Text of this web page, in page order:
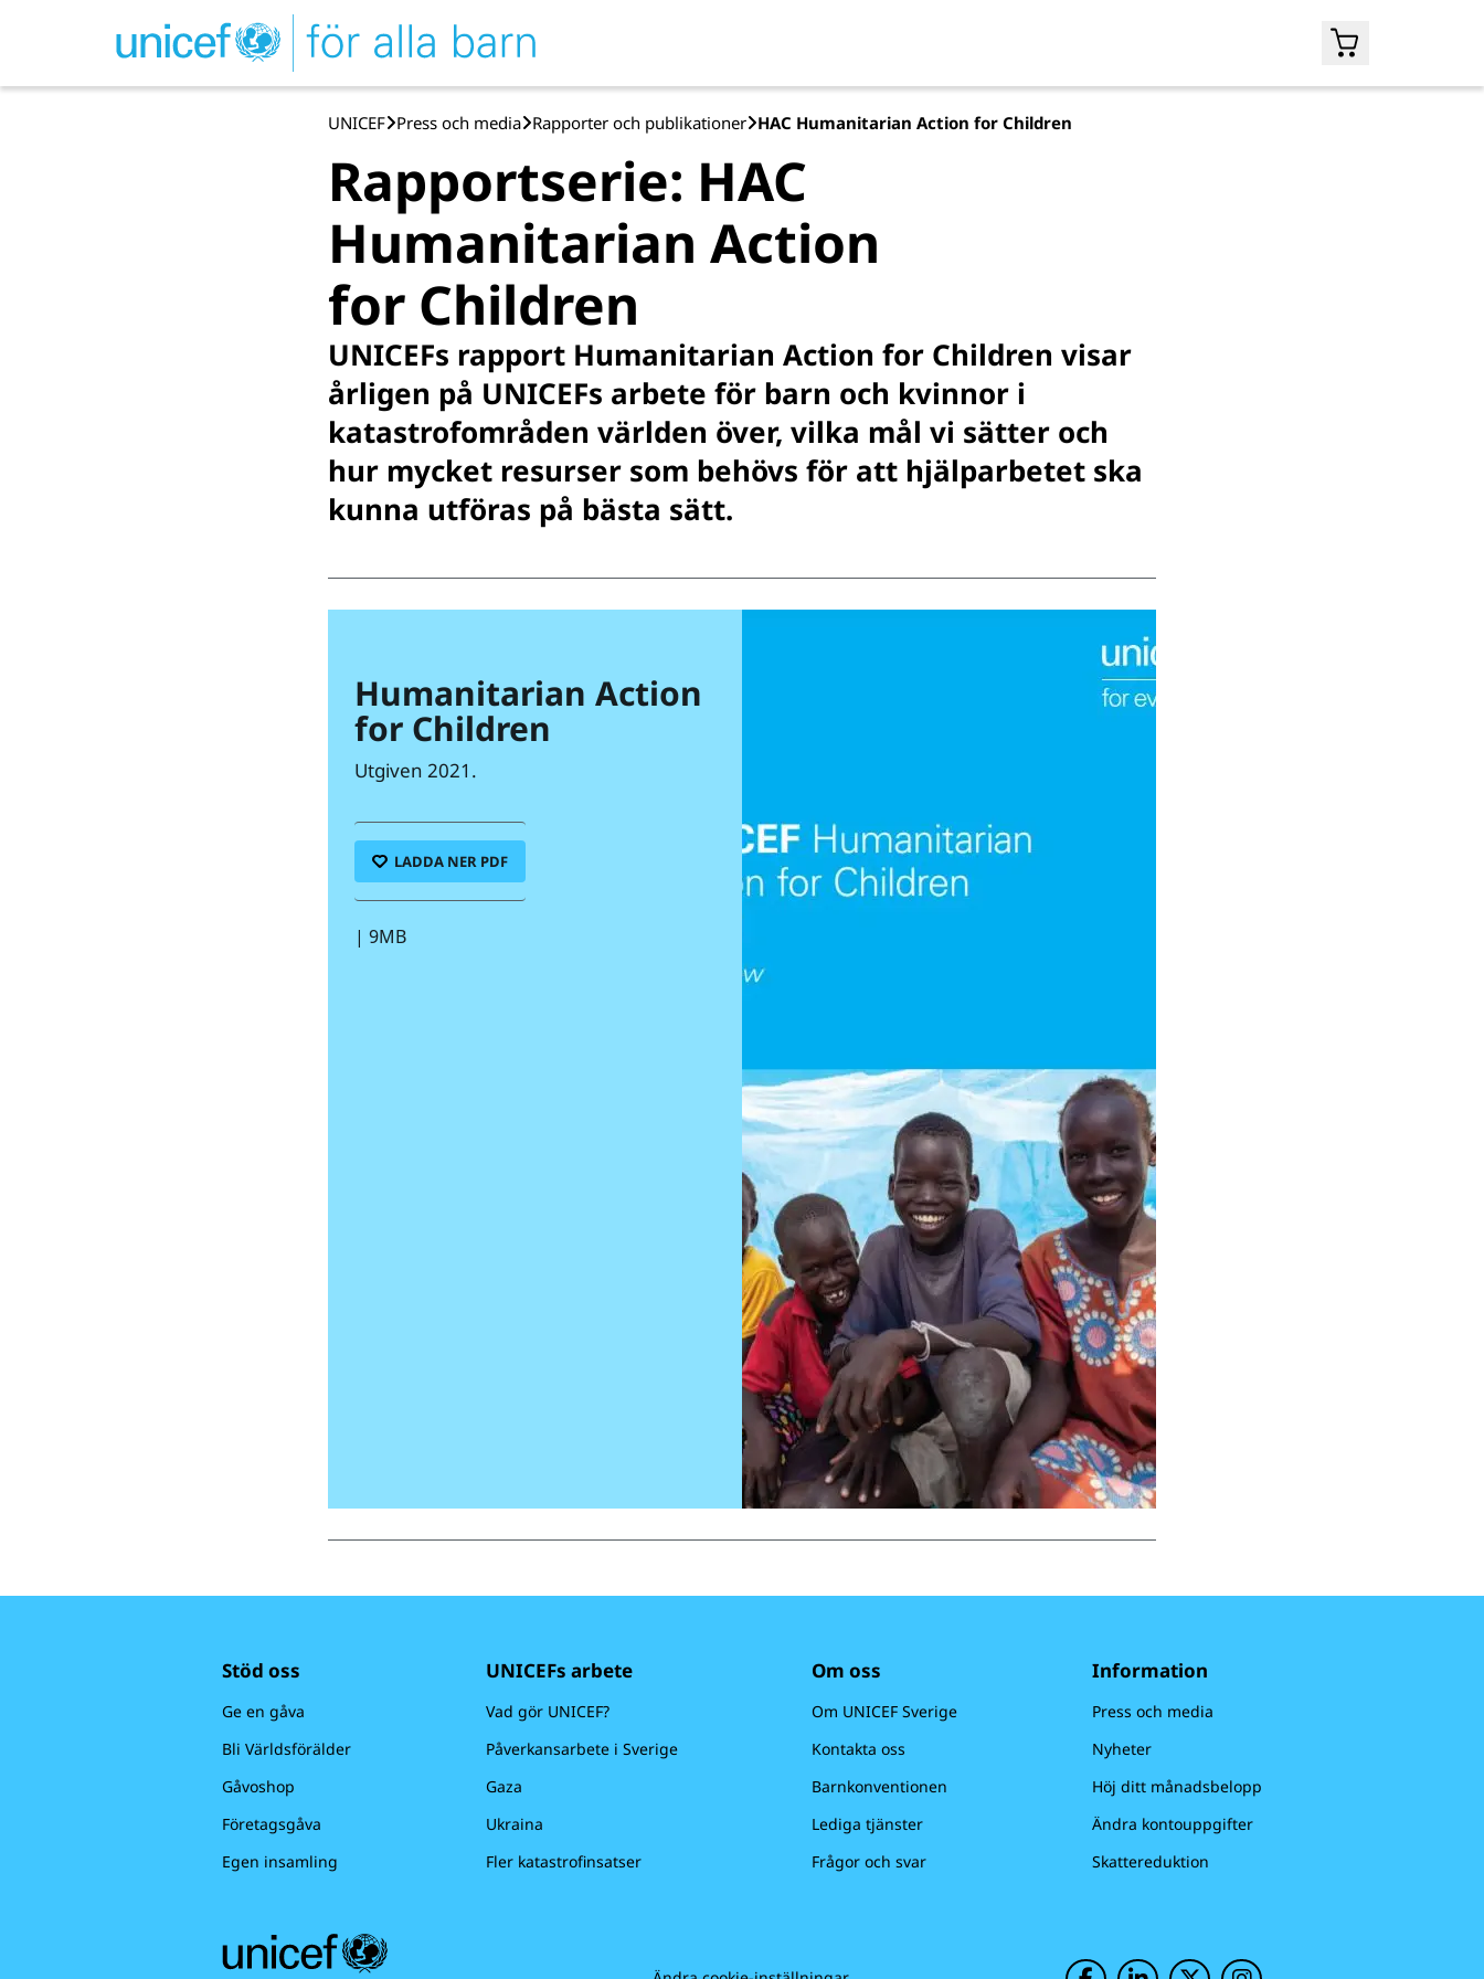
UNICEF Press och media Rapporter och publikationer HAC Humanitarian Action for Children
Rapportserie: HAC
Humanitarian Action
for Children
UNICEFs rapport Humanitarian Action for Children visar
årligen på UNICEFs arbete för barn och kvinnor i
katastrof­områden världen över, vilka mål vi sätter och
hur mycket resurser som behövs för att hjälp­arbetet ska
kunna utföras på bästa sätt.
Humanitarian Action
for Children
Utgiven 2021.
LADDA NER PDF
|9MB
Stöd oss
Ge en gåva
Bli Världsförälder
Gåvoshop
Företagsgåva
Egen insamling
UNICEFs arbete
Vad gör UNICEF?
Påverkansarbete i Sverige
Gaza
Ukraina
Fler katastrofinsatser
Om oss
Om UNICEF Sverige
Kontakta oss
Barnkonventionen
Lediga tjänster
Frågor och svar
Information
Press och media
Nyheter
Höj ditt månadsbelopp
Ändra kontouppgifter
Skattereduktion